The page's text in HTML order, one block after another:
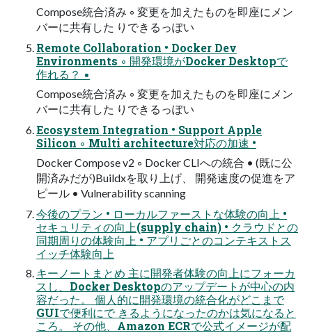
Compose統合済み ◦ 変更を加えたものを即座にメン
バーに共有した りできるっぽい
Remote Collaboration • Docker Dev
Environments ◦ 開発環境がDocker Desktopで
作れる？ ▪
Compose統合済み ◦ 変更を加えたものを即座にメン
バーに共有した りできるっぽい
Ecosystem Integration • Support Apple
Silicon ◦ Multi architecture対応の加速 •
Docker Compose v2 ◦ Docker CLIへの統合 • (既に公
開済みだが)Buildxを取り上げ、 開発速度の促進をア
ピール • Vulnerability scanning
今後のプラン • ローカルファーストな体験の向上 •
セキュリティの向上(supply chain) • クラウドとの
同期周りの体験向上 • アプリごとのコンテキストス
イッチ体験向上
キーノートまとめ 主に開発者体験の向上にフォーカ
スし、Docker Desktopのアップデートが中心の内
容だった。 個人的に開発環境の統合化がどこまで
GUIで便利にで きるようになったのかは気になると
ころ。 その他、Amazon ECRで公式イメージが配